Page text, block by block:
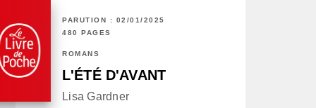
PARUTION : 02/01/2025
480 PAGES
ROMANS
L'ÉTÉ D'AVANT
Lisa Gardner